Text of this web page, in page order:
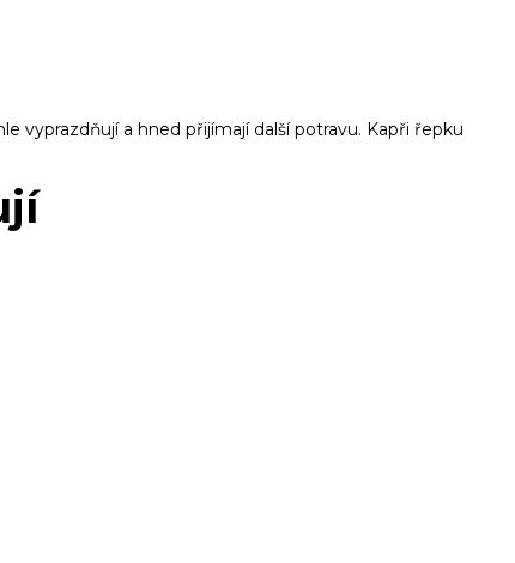
vyprazdňují a hned přijímají další potravu. Kapři řepku